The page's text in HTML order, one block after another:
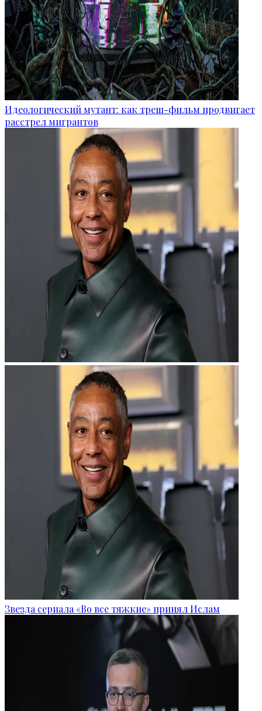
Идеологический мутант: как треш-фильм продвигает
расстрел мигрантов
Звезда сериала «Во все тяжкие» принял Ислам